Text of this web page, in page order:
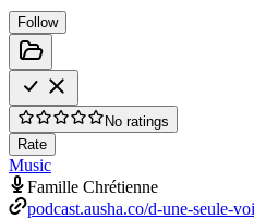
Follow
No ratings
Rate
Music
Famille Chrétienne
podcast.ausha.co/d-une-seule-